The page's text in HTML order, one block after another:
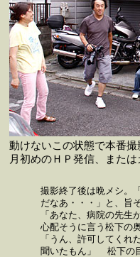
動けないこの状態で本番
月初めのＨＰ発信、また
撮影終了後は晩メシ。
だなあ・・・」と、旨
「あなた、病院の先生
心配そうに言う松下の
「うん、許可してくれ
聞いたもん」 松下の